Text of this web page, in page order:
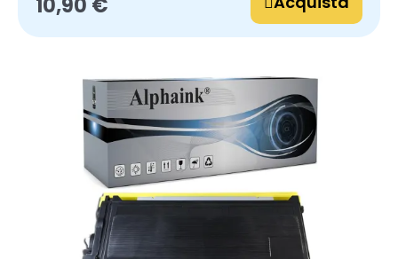
10,90 €